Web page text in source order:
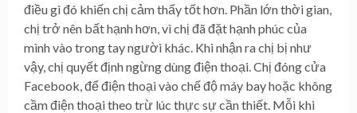
điều gì đó khiến chị cảm thấy tốt hơn. Phần lớn thời gian,
chị trở nên bất hạnh hơn, vì chị đã đặt hạnh phúc của
mình vào trong tay người khác. Khi nhận ra chị bị như
vậy, chị quyết định ngừng dùng điện thoại. Chị đóng cửa
Facebook, để điện thoại vào chế độ máy bay hoặc không
cầm điện thoại theo trừ lúc thực sự cần thiết. Mỗi khi